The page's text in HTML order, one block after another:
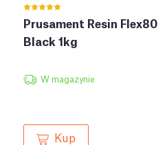
Prusament Resin Flex80
Black 1kg
W magazynie
Kup